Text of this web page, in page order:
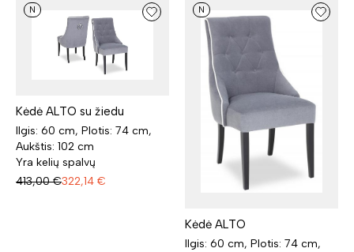
N
Kėdė ALTO su žiedu
Ilgis: 60 cm, Plotis: 74 cm,
Aukštis: 102 cm
Yra kelių spalvų
413,00 €322,14 €
N
Kėdė ALTO
Ilgis: 60 cm, Plotis: 74 cm,